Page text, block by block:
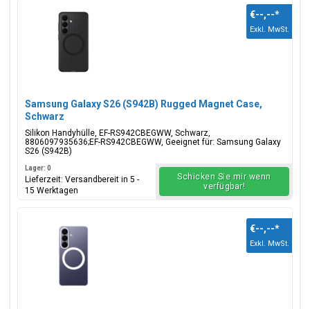
Samsung Galaxy S26 (S942B) Rugged Magnet Case,
Schwarz
Silikon Handyhülle, EF-RS942CBEGWW, Schwarz,
8806097935636;EF-RS942CBEGWW, Geeignet für: Samsung Galaxy
S26 (S942B)
€--,--*
Exkl. MwSt.
Lager: 0
Lieferzeit: Versandbereit in 5 -
15 Werktagen
Schicken Sie mir wenn
verfügbar!
€--,--*
Exkl. MwSt.